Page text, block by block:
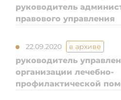
руководитель
правового управления
22.09.2020 в архиве
руководитель
организации лечебно-
профилактической